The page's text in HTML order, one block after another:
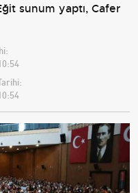
sunum yaptı, Cafer